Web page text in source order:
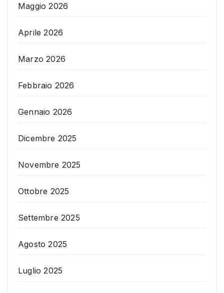
Maggio 2026
Aprile 2026
Marzo 2026
Febbraio 2026
Gennaio 2026
Dicembre 2025
Novembre 2025
Ottobre 2025
Settembre 2025
Agosto 2025
Luglio 2025